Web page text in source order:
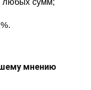
мнению